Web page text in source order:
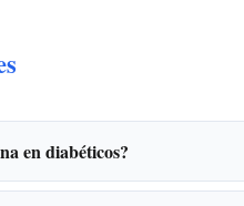
en diabéticos?